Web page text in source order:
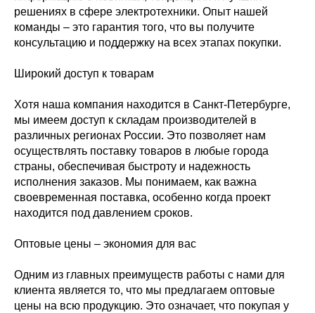
решениях в сфере электротехники. Опыт нашей
команды – это гарантия того, что вы получите
консультацию и поддержку на всех этапах покупки.
Широкий доступ к товарам
Хотя наша компания находится в Санкт-Петербурге,
мы имеем доступ к складам производителей в
различных регионах России. Это позволяет нам
осуществлять поставку товаров в любые города
страны, обеспечивая быстроту и надежность
исполнения заказов. Мы понимаем, как важна
своевременная поставка, особенно когда проект
находится под давлением сроков.
Оптовые цены – экономия для вас
Одним из главных преимуществ работы с нами для
клиента является то, что мы предлагаем оптовые
цены на всю продукцию. Это означает, что покупая у